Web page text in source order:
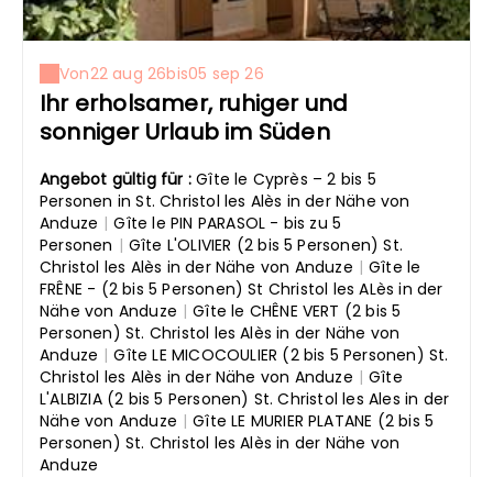
Von22 aug 26bis05 sep 26
Ihr erholsamer, ruhiger und
sonniger Urlaub im Süden
Angebot gültig für :Gîte le Cyprès – 2 bis 5
Personen in St. Christol les Alès in der Nähe von
Anduze | Gîte le PIN PARASOL - bis zu 5
Personen | Gîte L'OLIVIER (2 bis 5 Personen) St.
Christol les Alès in der Nähe von Anduze | Gîte le
FRÊNE - (2 bis 5 Personen) St Christol les ALès in der
Nähe von Anduze | Gîte le CHÊNE VERT (2 bis 5
Personen) St. Christol les Alès in der Nähe von
Anduze | Gîte LE MICOCOULIER (2 bis 5 Personen) St.
Christol les Alès in der Nähe von Anduze | Gîte
L'ALBIZIA (2 bis 5 Personen) St. Christol les Ales in der
Nähe von Anduze | Gîte LE MURIER PLATANE (2 bis 5
Personen) St. Christol les Alès in der Nähe von
Anduze